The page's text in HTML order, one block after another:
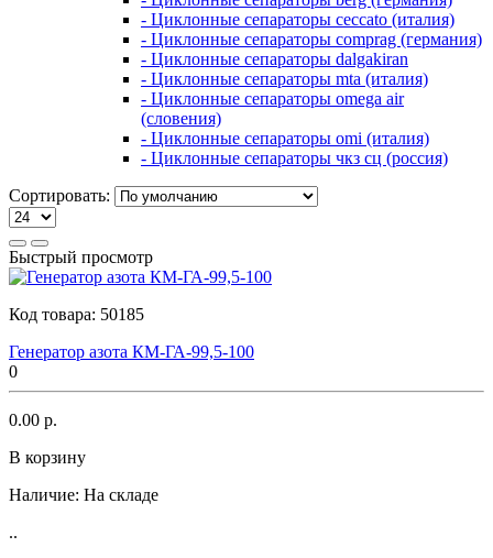
- Циклонные сепараторы ceccato (италия)
- Циклонные сепараторы comprag (германия)
- Циклонные сепараторы dalgakiran
- Циклонные сепараторы mta (италия)
- Циклонные сепараторы omega air
(словения)
- Циклонные сепараторы omi (италия)
- Циклонные сепараторы чкз сц (россия)
Сортировать:
Быстрый просмотр
Код товара: 50185
Генератор азота КМ-ГА-99,5-100
0
0.00 р.
В корзину
Наличие: На складе
..